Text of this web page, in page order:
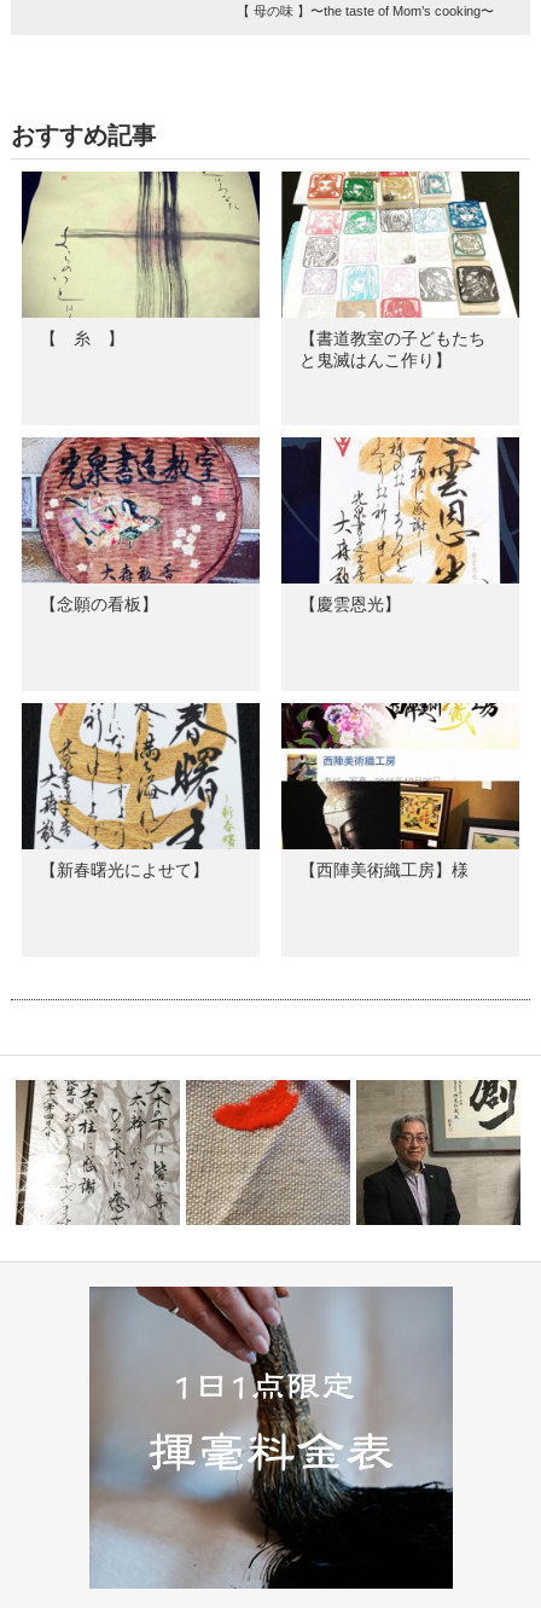
【 母の味 】〜the taste of Mom’s cooking〜
おすすめ記事
【 糸 】
【書道教室の子どもたち
と鬼滅はんこ作り】
【念願の看板】 【慶雲恩光】
【新春曙光によせて】 【西陣美術織工房】様
【 お誕生日祝い ご依頼品 】 〜” 想い ” 〜新しい始ま
り〜 初…